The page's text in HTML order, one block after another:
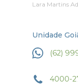
Lara Martins
Unidade
(62)
4000-